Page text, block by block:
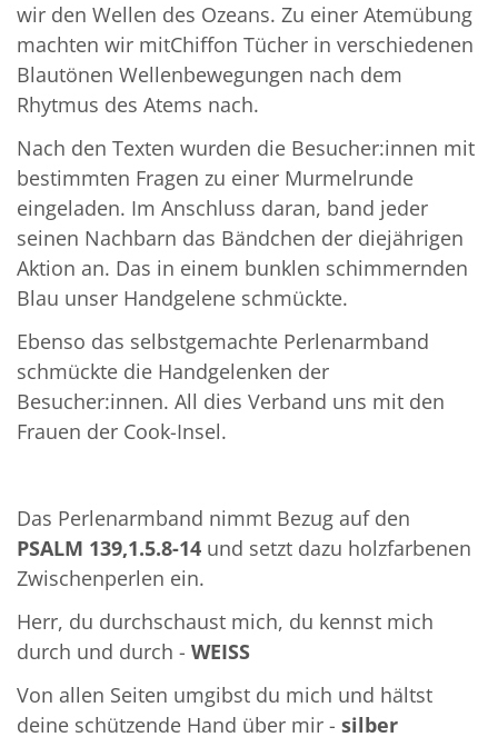
wir den Wellen des Ozeans. Zu einer Atemübung
machten wir mitChiffon Tücher in verschiedenen
Blautönen Wellenbewegungen nach dem
Rhytmus des Atems nach.
Nach den Texten wurden die Besucher:innen mit
bestimmten Fragen zu einer Murmelrunde
eingeladen. Im Anschluss daran, band jeder
seinen Nachbarn das Bändchen der diejährigen
Aktion an. Das in einem bunklen schimmernden
Blau unser Handgelene schmückte.
Ebenso das selbstgemachte Perlenarmband
schmückte die Handgelenken der
Besucher:innen. All dies Verband uns mit den
Frauen der Cook-Insel.
Das Perlenarmband nimmt Bezug auf den
PSALM 139,1.5.8-14 und setzt dazu holzfarbenen
Zwischenperlen ein.
Herr, du durchschaust mich, du kennst mich
durch und durch - WEISS
Von allen Seiten umgibst du mich und hältst
deine schützende Hand über mir - silber